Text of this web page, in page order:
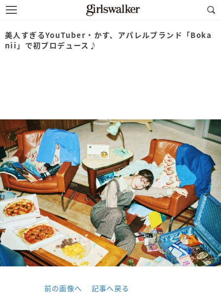
美人すぎるYouTuber・かす、アパレルブランド「Boka
nii」で初プロデュース♪
前の画像へ 記事へ戻る